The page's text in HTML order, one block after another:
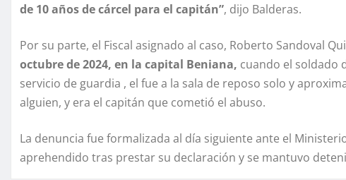
de 10 años de cárcel para el capitán”, dijo Balderas.
Por su parte, el Fiscal asignado al caso, Roberto Sandoval
octubre de 2024, en la capital Beniana, cuando el soldado
servicio de guardia , el fue a la sala de reposo solo y
alguien, y era el capitán que cometió el abuso.
La denuncia fue formalizada al día siguiente ante el
aprehendido tras prestar su declaración y se mantuvo